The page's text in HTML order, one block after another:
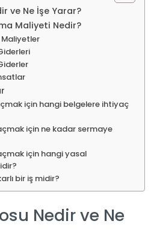
ve Ne İşe Yarar?
Maliyeti Nedir?
Maliyetler
için hangi belgelere ihtiyaç
için ne kadar sermaye
için hangi yasal
bir iş midir?
Nedir ve Ne